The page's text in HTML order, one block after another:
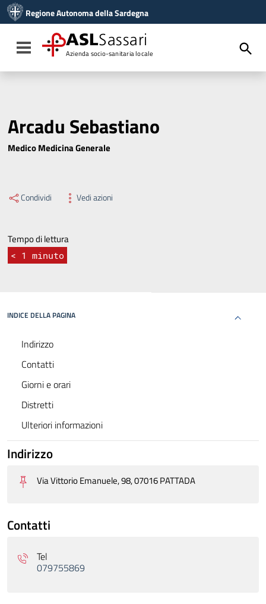
Vai al menu di navigazione
Vai al footer
Regione Autonoma della Sardegna
Toggle navigation
ASLSassari
Azienda socio-sanitaria locale
Arcadu Sebastiano
Medico Medicina Generale
Condividi Vedi azioni
Tempo di lettura
< 1 minuto
INDICE DELLA PAGINA
Indirizzo
Contatti
Giorni e orari
Distretti
Ulteriori informazioni
Indirizzo
Via Vittorio Emanuele, 98, 07016 PATTADA
Contatti
Tel
079755869